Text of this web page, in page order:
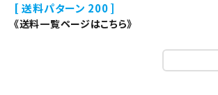
送料パターン 200
《送料一覧ページはこちら》